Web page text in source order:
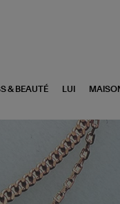
& BEAUTÉ LUI